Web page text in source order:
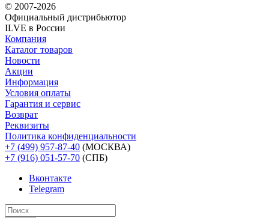
© 2007-2026
Официальный дистрибьютoр
ILVE в России
Компания
Каталог товаров
Новости
Акции
Информация
Условия оплаты
Гарантия и сервис
Возврат
Реквизиты
Политика конфиденциальности
+7 (499) 957-87-40 (МОСКВА)
+7 (916) 051-57-70 (СПБ)
Вконтакте
Telegram